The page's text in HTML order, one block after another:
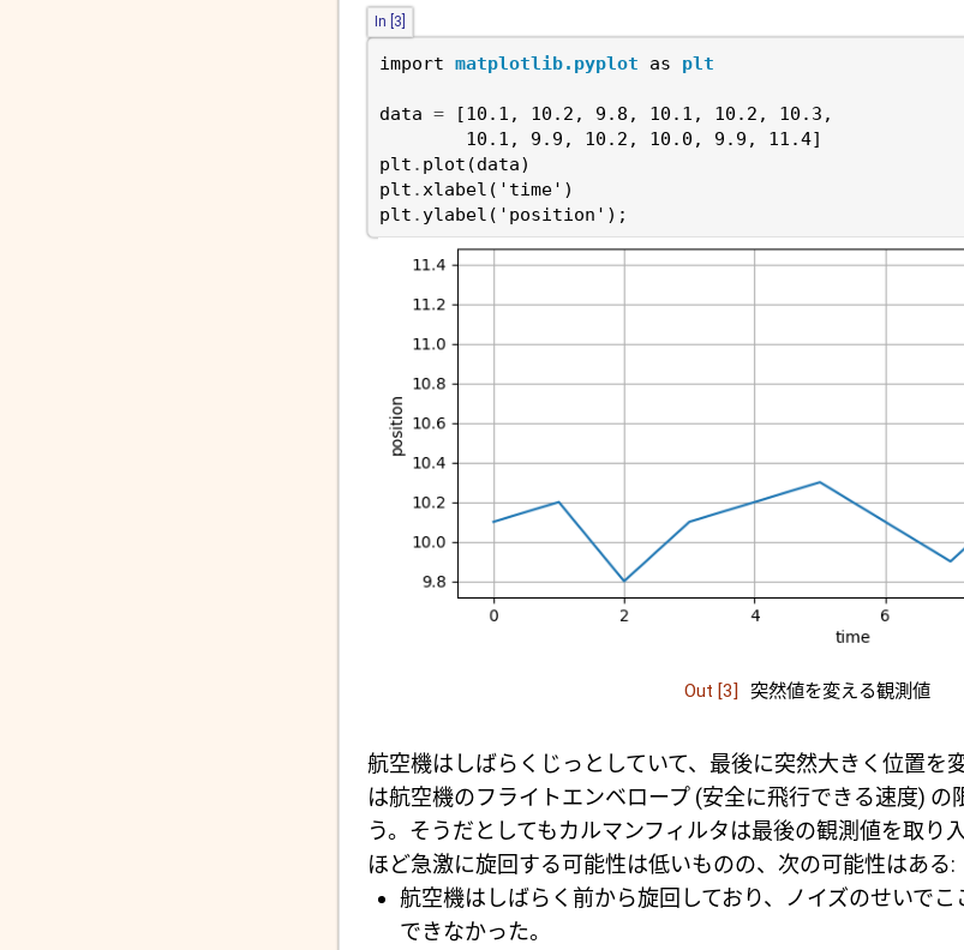
In [3]
import matplotlib.pyplot as plt
data = [10.1 , 10.2 , 9.8 , 10.1 , 10.2 , 10.3 ,
10.1 , 9.9 , 10.2 , 10.0 , 9.9 , 11.4]
plt . plot (data)
plt . xlabel ( 'time' )
plt . ylabel ( 'position' );
Out [3] 突然値を変える観測値
航空機はしばらくじっとしていて、最後に突然大きく位置を
は航空機のフライトエンベロープ (安全に飛行できる速度) の
う。そうだとしてもカルマンフィルタは最後の観測値を取り
ほど急激に旋回する可能性は低いものの、次の可能性はある:
航空機はしばらく前から旋回しており、ノイズのせいで
できなかった。